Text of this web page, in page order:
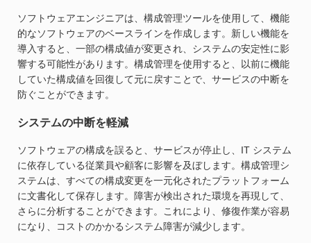
ソフトウェアエンジニアは、構成管理ツールを使用して、機能
的なソフトウェアのベースラインを作成します。新しい機能を
導入すると、一部の構成値が変更され、システムの安定性に影
響する可能性があります。構成管理を使用すると、以前に機能
していた構成値を回復して元に戻すことで、サービスの中断を
防ぐことができます。
システムの中断を軽減
ソフトウェアの構成を誤ると、サービスが停止し、IT システム
に依存している従業員や顧客に影響を及ぼします。構成管理シ
ステムは、すべての構成変更を一元化されたプラットフォーム
に文書化して保存します。障害が検出された環境を再現して、
さらに分析することができます。これにより、修復作業が容易
になり、コストのかかるシステム障害が減少します。